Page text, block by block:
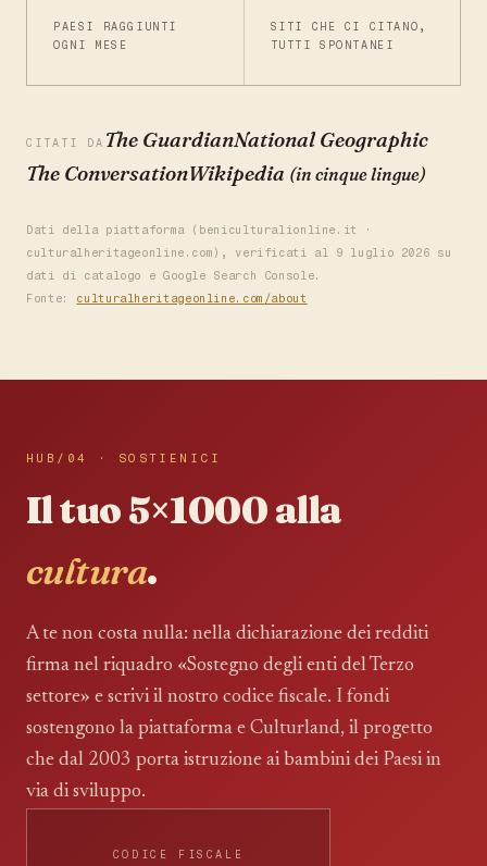
PAESI RAGGIUNTI
OGNI MESE
SITI CHE CI CITANO,
TUTTI SPONTANEI
CITATI DA The GuardianNational Geographic
The ConversationWikipedia (in cinque lingue)
Dati della piattaforma (beniculturalionline.it ·
culturalheritageonline.com), verificati al 9 luglio 2026 su
dati di catalogo e Google Search Console.
Fonte: culturalheritageonline.com/about
HUB/04 · SOSTIENICI
Il tuo 5×1000 alla
cultura.
A te non costa nulla: nella dichiarazione dei redditi
firma nel riquadro «Sostegno degli enti del Terzo
settore» e scrivi il nostro codice fiscale. I fondi
sostengono la piattaforma e Culturland, il progetto
che dal 2003 porta istruzione ai bambini dei Paesi in
via di sviluppo.
CODICE FISCALE